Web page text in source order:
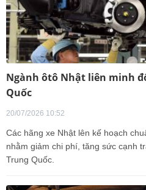
Ngành ôtô Nhật liên minh
Quốc
20/07/2026 10:52
Các hãng xe Nhật lên kế hoạch
nhằm giảm chi phí, tăng sức cạnh
Trung Quốc.